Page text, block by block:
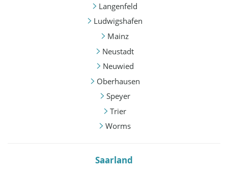
Langenfeld
Ludwigshafen
Mainz
Neustadt
Neuwied
Oberhausen
Speyer
Trier
Worms
Saarland